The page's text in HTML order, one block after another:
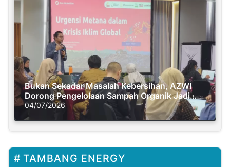
Bukan Sekadar Masalah Kebersihan, AZWI
Dorong Pengelolaan Sampah Organik Jadi
Solusi Krisis Iklim
04/07/2026
TAMBANG ENERGY